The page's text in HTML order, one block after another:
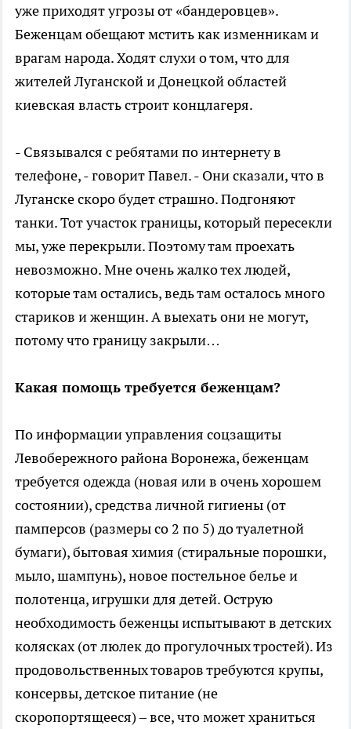
уже приходят угрозы от «бандеровцев».
Беженцам обещают мстить как изменникам и
врагам народа. Ходят слухи о том, что для
жителей Луганской и Донецкой областей
киевская власть строит концлагеря.
- Связывался с ребятами по интернету в
телефоне, - говорит Павел. - Они сказали, что в
Луганске скоро будет страшно. Подгоняют
танки. Тот участок границы, который пересекли
мы, уже перекрыли. Поэтому там проехать
невозможно. Мне очень жалко тех людей,
которые там остались, ведь там осталось много
стариков и женщин. А выехать они не могут,
потому что границу закрыли…
Какая помощь требуется беженцам?
По информации управления соцзащиты
Левобережного района Воронежа, беженцам
требуется одежда (новая или в очень хорошем
состоянии), средства личной гигиены (от
памперсов (размеры со 2 по 5) до туалетной
бумаги), бытовая химия (стиральные порошки,
мыло, шампунь), новое постельное белье и
полотенца, игрушки для детей. Острую
необходимость беженцы испытывают в детских
колясках (от люлек до прогулочных тростей). Из
продовольственных товаров требуются крупы,
консервы, детское питание (не
скоропортящееся) – все, что может храниться